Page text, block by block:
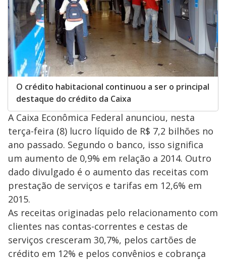
O crédito habitacional continuou a ser o principal
destaque do crédito da Caixa
A Caixa Econômica Federal anunciou, nesta
terça-feira (8) lucro líquido de R$ 7,2 bilhões no
ano passado. Segundo o banco, isso significa
um aumento de 0,9% em relação a 2014. Outro
dado divulgado é o aumento das receitas com
prestação de serviços e tarifas em 12,6% em
2015.
As receitas originadas pelo relacionamento com
clientes nas contas-correntes e cestas de
serviços cresceram 30,7%, pelos cartões de
crédito em 12% e pelos convênios e cobrança